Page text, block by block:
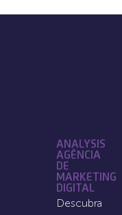
ANALYSIS
AGÊNCIA
DE
MARKETING
DIGITAL
Descubra